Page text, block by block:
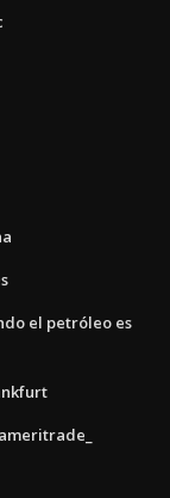
el petróleo es